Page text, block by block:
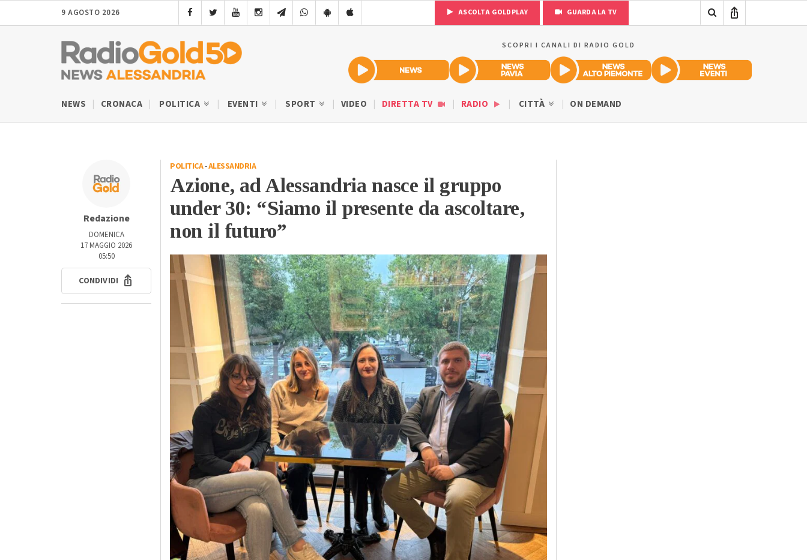
9 AGOSTO 2026 ASCOLTA GOLDPLAY GUARDA LA TV
SCOPRI I CANALI DI RADIO GOLD
NEWS CRONACA POLITICA EVENTI SPORT VIDEO DIRETTA TV RADIO CITTÀ ON DEMAND
Redazione
DOMENICA
17 MAGGIO 2026
05:50
CONDIVIDI
POLITICA-ALESSANDRIA
Azione, ad Alessandria nasce il gruppo
under 30: “Siamo il presente da ascoltare,
non il futuro”